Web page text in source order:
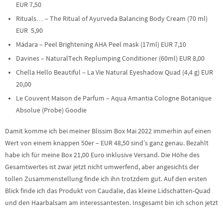
EUR 7,50
Rituals… – The Ritual of Ayurveda Balancing Body Cream (70 ml)
EUR 5,90
Mádara – Peel Brightening AHA Peel mask (17ml) EUR 7,10
Davines – NaturalTech Replumping Conditioner (60ml) EUR 8,00
Chella Hello Beautiful – La Vie Natural Eyeshadow Quad (4,4 g) EUR
20,00
Le Couvent Maison de Parfum – Aqua Amantia Cologne Botanique
Absolue (Probe) Goodie
Damit komme ich bei meiner Blissim Box Mai 2022 immerhin auf einen
Wert von einem knappen 50er – EUR 48,50 sind’s ganz genau. Bezahlt
habe ich für meine Box 21,00 Euro inklusive Versand. Die Höhe des
Gesamtwertes ist zwar jetzt nicht umwerfend, aber angesichts der
tollen Zusammenstellung finde ich ihn trotzdem gut. Auf den ersten
Blick finde ich das Produkt von Caudalie, das kleine Lidschatten-Quad
und den Haarbalsam am interessantesten. Insgesamt bin ich schon jetzt